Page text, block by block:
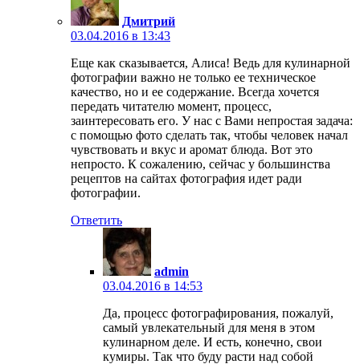
Дмитрий
03.04.2016 в 13:43
Еще как сказывается, Алиса! Ведь для кулинарной
фотографии важно не только ее техническое
качество, но и ее содержание. Всегда хочется
передать читателю момент, процесс,
заинтересовать его. У нас с Вами непростая задача:
с помощью фото сделать так, чтобы человек начал
чувствовать и вкус и аромат блюда. Вот это
непросто. К сожалению, сейчас у большинства
рецептов на сайтах фотография идет ради
фотографии.
Ответить
admin
03.04.2016 в 14:53
Да, процесс фотографирования, пожалуй,
самый увлекательный для меня в этом
кулинарном деле. И есть, конечно, свои
кумиры. Так что буду расти над собой